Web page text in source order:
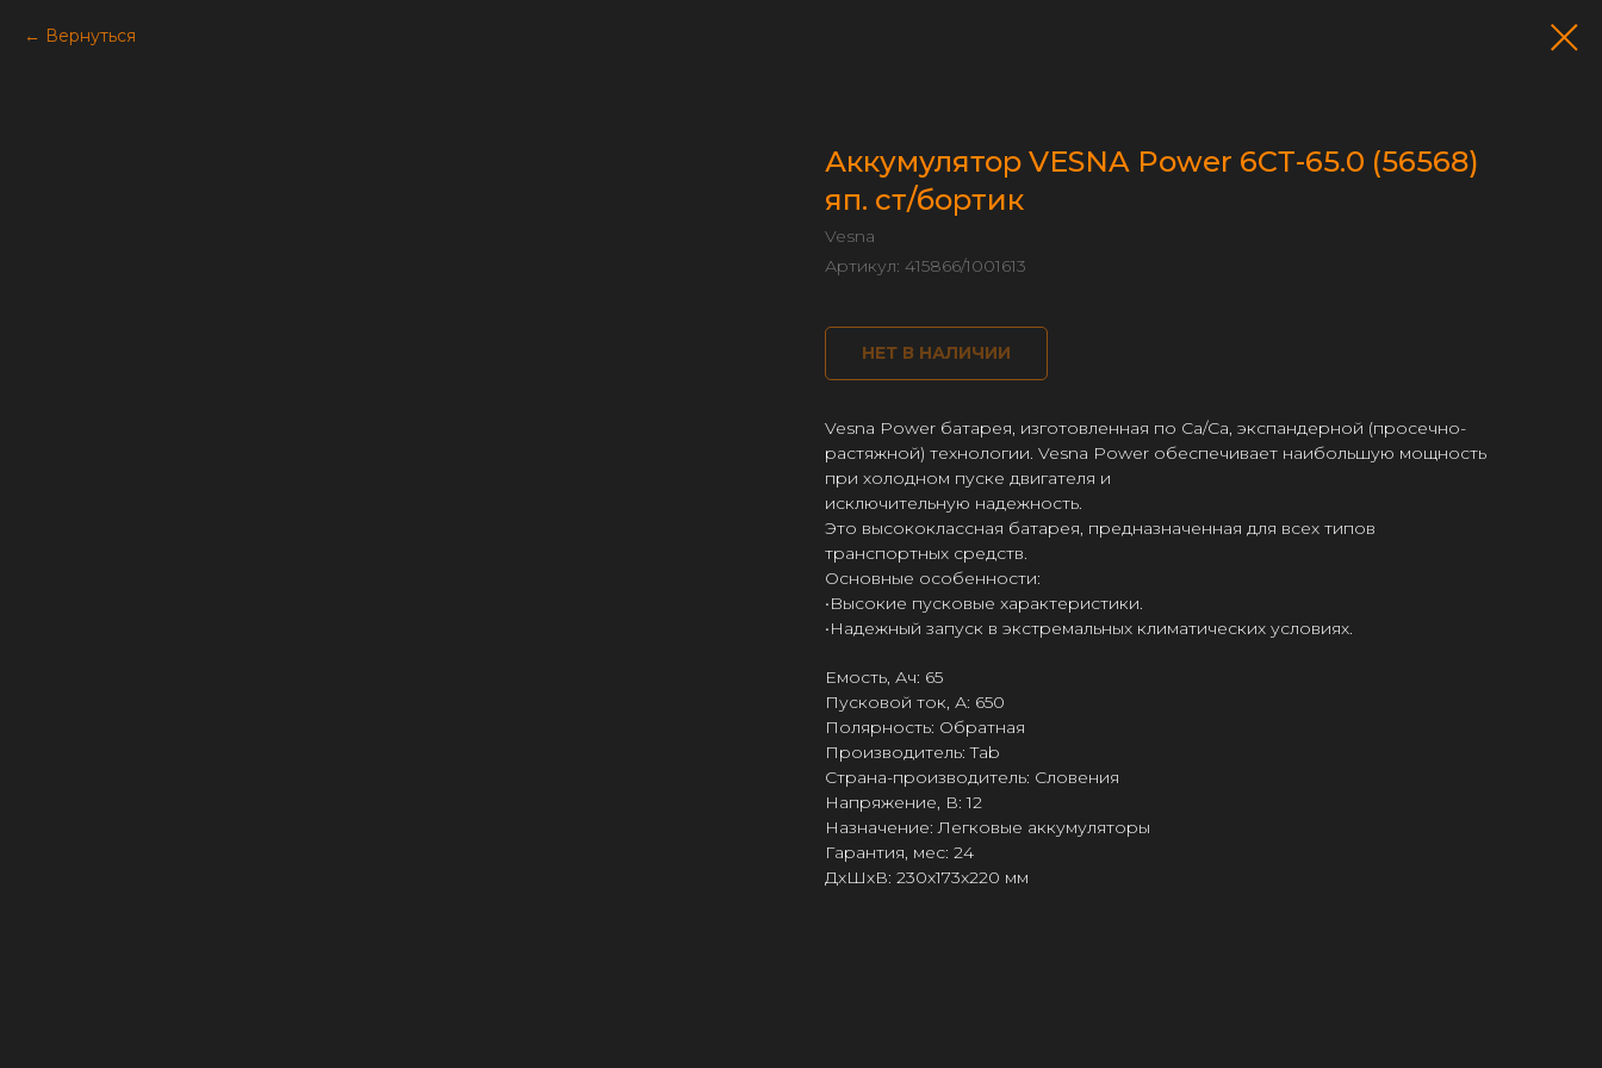
Вернуться
Аккумулятор VESNA Power 6СТ-65.0 (56568)
яп. ст/бортик
Vesna
Артикул: 415866/1001613
НЕТ В НАЛИЧИИ
Vesna Power батарея, изготовленная по Са/Са, экспандерной (просечно-
растяжной) технологии. Vesna Power обеспечивает наибольшую мощность
при холодном пуске двигателя и
исключительную надежность.
Это высококлассная батарея, предназначенная для всех типов
транспортных средств.
Основные особенности:
•Bысокие пусковые характеристики.
•Hадежный запуск в экстремальных климатических условиях.
Емость, Ач: 65
Пусковой ток, А: 650
Полярность: Обратная
Производитель: Tab
Страна-производитель: Словения
Напряжение, В: 12
Назначение: Легковые аккумуляторы
Гарантия, мес: 24
ДxШxВ: 230x173x220 мм